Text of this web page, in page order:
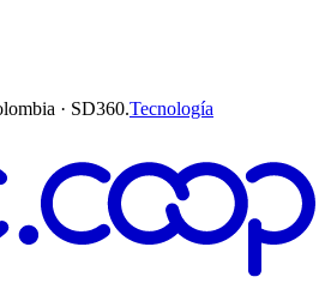
· SD360.Tecnología